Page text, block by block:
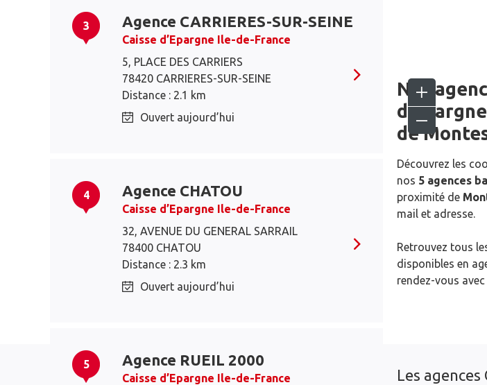
3 Agence CARRIERES-SUR-SEINE
Caisse d’Epargne Ile-de-France
5, PLACE DES CARRIERS
78420 CARRIERES-SUR-SEINE
Distance : 2.1 km
Ouvert aujourd’hui
4 Agence CHATOU
Caisse d’Epargne Ile-de-France
32, AVENUE DU GENERAL SARRAIL
78400 CHATOU
Distance : 2.3 km
Ouvert aujourd’hui
5 Agence RUEIL 2000
Caisse d’Epargne Ile-de-France
Nos
d’Epargne
de
Découvrez les
nos 5 agences
proximité de
mail et adresse.
Retrouvez tous
disponibles en
rendez-vous
Les